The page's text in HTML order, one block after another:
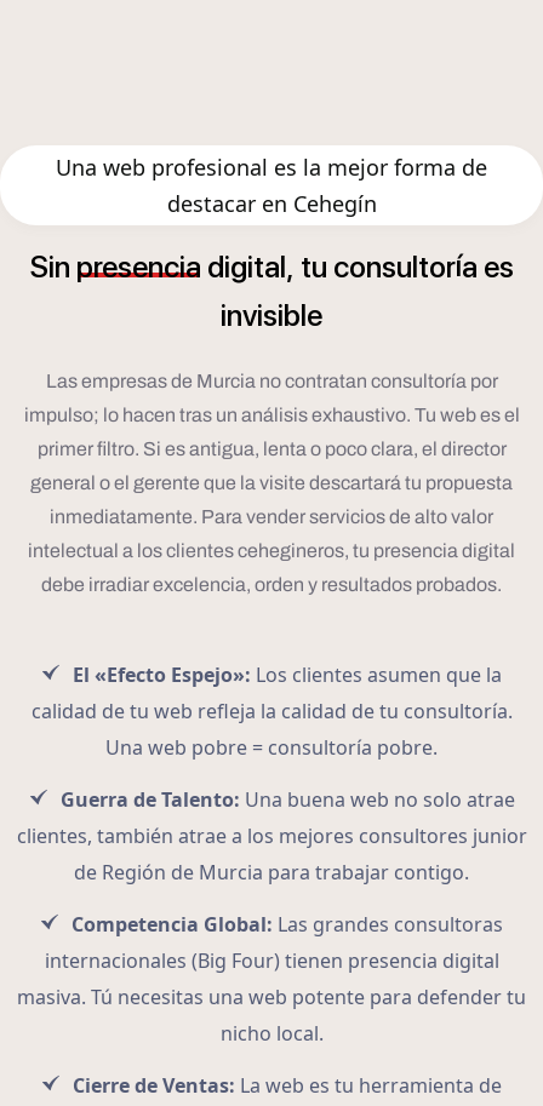
Una web profesional es la mejor forma de
destacar en Cehegín
Sin presencia digital, tu consultoría es
invisible
Las empresas de Murcia no contratan consultoría por
impulso; lo hacen tras un análisis exhaustivo. Tu web es el
primer filtro. Si es antigua, lenta o poco clara, el director
general o el gerente que la visite descartará tu propuesta
inmediatamente. Para vender servicios de alto valor
intelectual a los clientes cehegineros, tu presencia digital
debe irradiar excelencia, orden y resultados probados.
El «Efecto Espejo»: Los clientes asumen que la
calidad de tu web refleja la calidad de tu consultoría.
Una web pobre = consultoría pobre.
Guerra de Talento: Una buena web no solo atrae
clientes, también atrae a los mejores consultores junior
de Región de Murcia para trabajar contigo.
Competencia Global: Las grandes consultoras
internacionales (Big Four) tienen presencia digital
masiva. Tú necesitas una web potente para defender tu
nicho local.
Cierre de Ventas: La web es tu herramienta de